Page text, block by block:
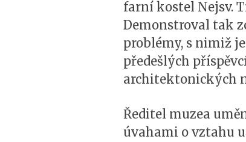
farní kostel Nejsv.
Demonstroval tak
problémy, s nimiž
předešlých
architektonických
Ředitel muzea
úvahami o vztahu